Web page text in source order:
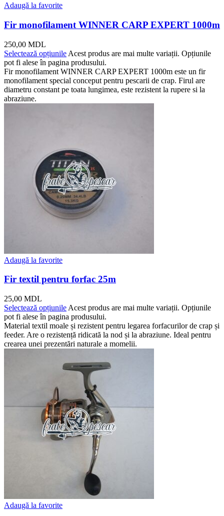
Adaugă la favorite
Fir monofilament WINNER CARP EXPERT 1000m
250,00 MDL
Selectează opțiunile Acest produs are mai multe variații. Opțiunile
pot fi alese în pagina produsului.
Fir monofilament WINNER CARP EXPERT 1000m este un fir
monofilament special conceput pentru pescarii de crap. Firul are
diametru constant pe toata lungimea, este rezistent la rupere si la
abraziune.
Adaugă la favorite
Fir textil pentru forfac 25m
25,00 MDL
Selectează opțiunile Acest produs are mai multe variații. Opțiunile
pot fi alese în pagina produsului.
Material textil moale și rezistent pentru legarea forfacurilor de crap și
feeder. Are o rezistență ridicată la nod și la abraziune. Ideal pentru
crearea unei prezentări naturale a momelii.
Adaugă la favorite